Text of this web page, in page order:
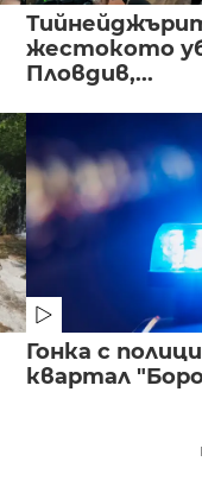
жестокото
Пловдив,...
Гонка с
квартал